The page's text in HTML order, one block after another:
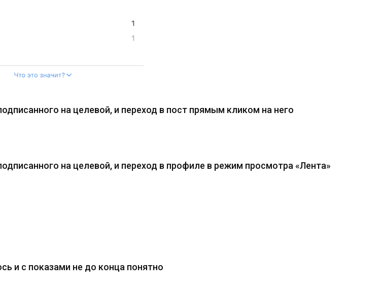
на целевой, и переход в пост прямым кликом на него
на целевой, и переход в профиле в режим просмотра «Лента»
и с показами не до конца понятно